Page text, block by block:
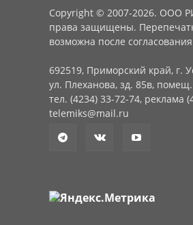
Copyright © 2007-2026. ООО
права защищены.
возможна после
692519, Приморский край, г.
ул. Плеханова, зд. 85в,
тел. (4234) 33-72-74, реклама
telemiks@mail.ru